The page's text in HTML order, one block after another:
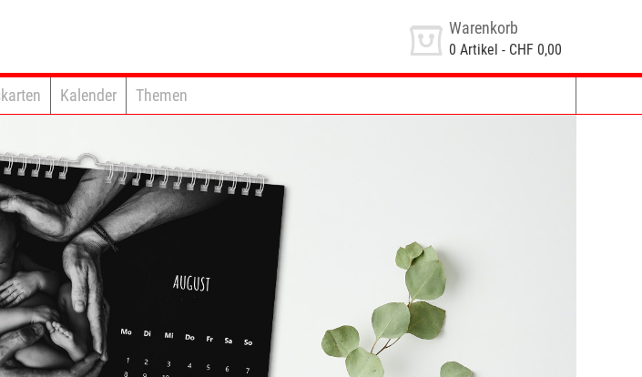
Warenkorb
0 Artikel - CHF 0,00
Kalender Themen